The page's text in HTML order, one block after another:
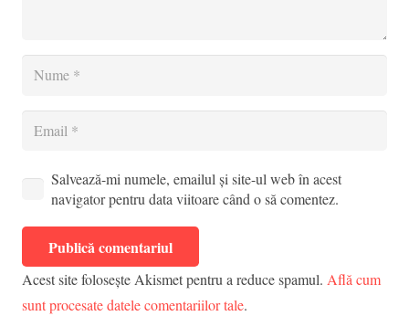
Salvează-mi numele, emailul și site-ul web în acest
navigator pentru data viitoare când o să comentez.
Publică comentariul
Acest site folosește Akismet pentru a reduce spamul. Află cum
sunt procesate datele comentariilor tale.